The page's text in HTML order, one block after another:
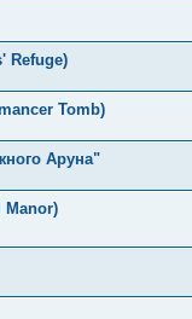
Refuge)
Tomb)
Аруна"